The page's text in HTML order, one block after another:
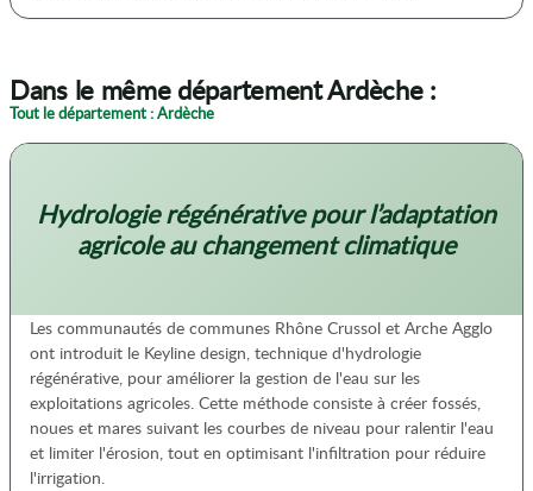
Dans le même département Ardèche :
Tout le département : Ardèche
Hydrologie régénérative pour l’adaptation
agricole au changement climatique
Les communautés de communes Rhône Crussol et Arche Agglo
ont introduit le Keyline design, technique d'hydrologie
régénérative, pour améliorer la gestion de l'eau sur les
exploitations agricoles. Cette méthode consiste à créer fossés,
noues et mares suivant les courbes de niveau pour ralentir l'eau
et limiter l'érosion, tout en optimisant l'infiltration pour réduire
l'irrigation.